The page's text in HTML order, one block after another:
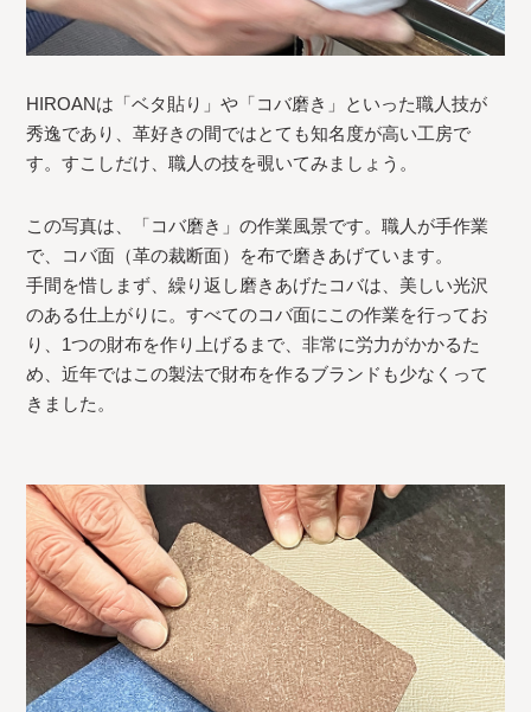
HIROANは「ベタ貼り」や「コバ磨き」といった職人技が
秀逸であり、革好きの間ではとても知名度が高い工房で
す。すこしだけ、職人の技を覗いてみましょう。
この写真は、「コバ磨き」の作業風景です。職人が手作業
で、コバ面（革の裁断面）を布で磨きあげています。
手間を惜しまず、繰り返し磨きあげたコバは、美しい光沢
のある仕上がりに。すべてのコバ面にこの作業を行ってお
り、1つの財布を作り上げるまで、非常に労力がかかるた
め、近年ではこの製法で財布を作るブランドも少なくって
きました。